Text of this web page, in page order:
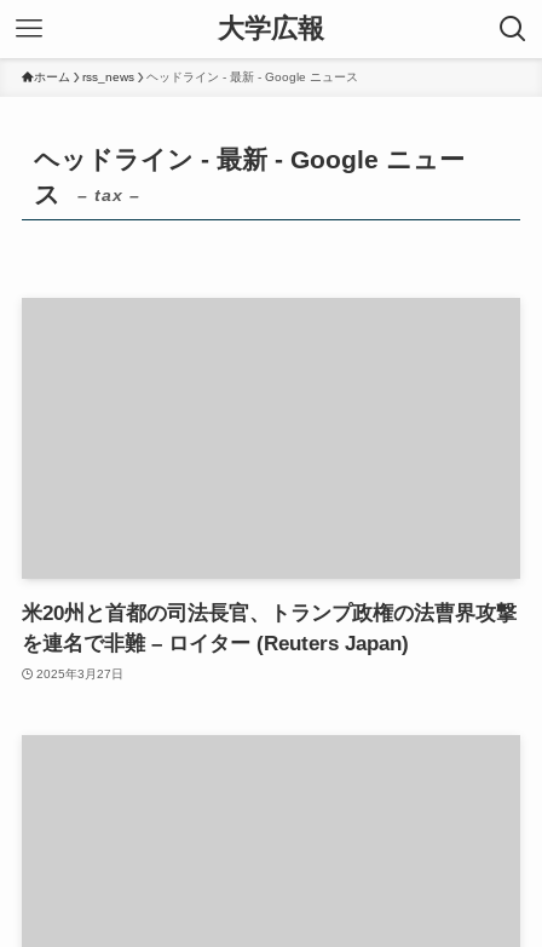
大学広報
ホーム rss_news ヘッドライン - 最新 - Google ニュース
ヘッドライン - 最新 - Google ニュー
ス
– tax –
米20州と首都の司法長官、トランプ政権の法曹界攻撃
を連名で非難 – ロイター (Reuters Japan)
2025年3月27日